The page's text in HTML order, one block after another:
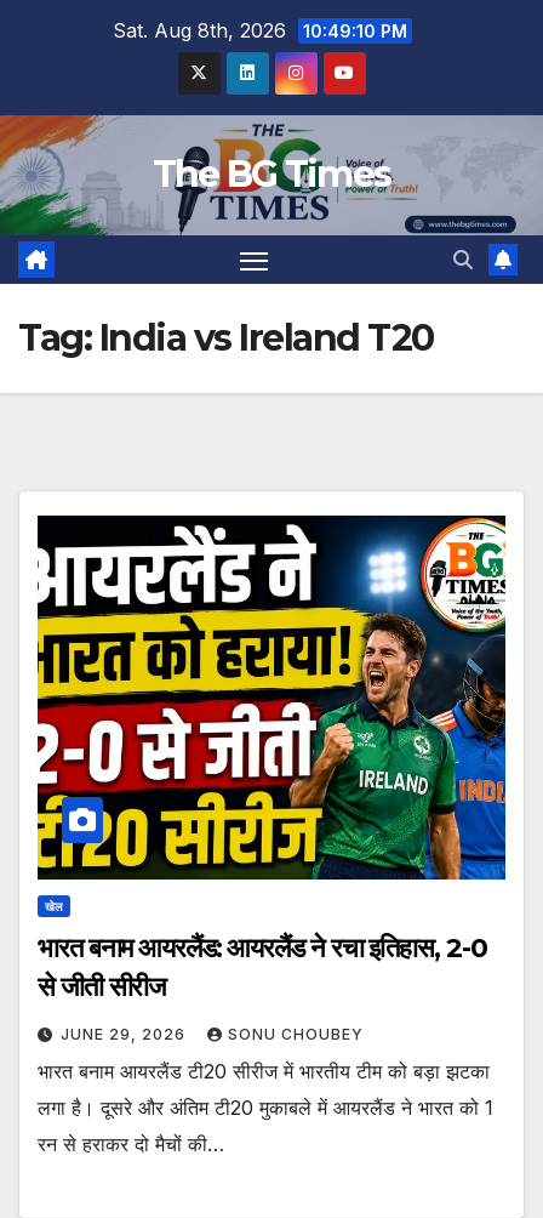
Sat. Aug 8th, 2026 10:49:11 PM
The BG Times
Tag: India vs Ireland T20
खेल
भारत बनाम आयरलैंड: आयरलैंड ने रचा इतिहास, 2-0
से जीती सीरीज
JUNE 29, 2026 SONU CHOUBEY
भारत बनाम आयरलैंड टी20 सीरीज में भारतीय टीम को बड़ा झटका
लगा है। दूसरे और अंतिम टी20 मुकाबले में आयरलैंड ने भारत को 1
रन से हराकर दो मैचों की…